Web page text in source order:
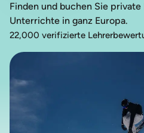
Finden und buchen Sie
Unterrichte in ganz Europa.
22,000 verifizierte